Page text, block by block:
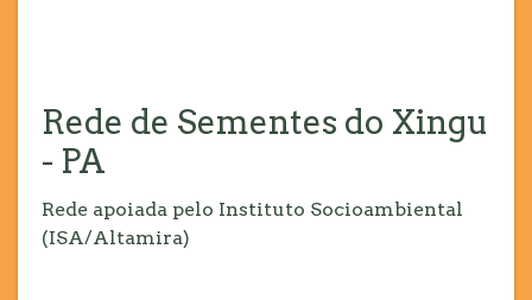
Rede de Sementes do Xingu
- PA
Rede apoiada pelo Instituto Socioambiental
(ISA/Altamira)